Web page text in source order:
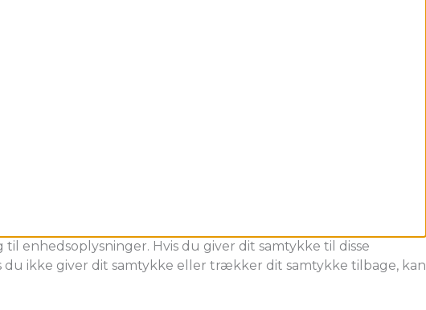
enhedsoplysninger. Hvis du giver dit samtykke til disse
ikke giver dit samtykke eller trækker dit samtykke tilbage, kan